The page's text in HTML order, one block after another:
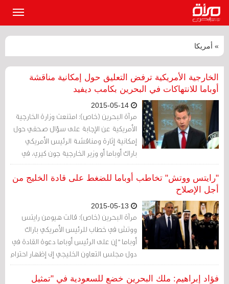
» أمريكا
الخارجية الأمريكية ترفض التعليق حول إمكانية مناقشة
أوباما للانتهاكات في البحرين بكامب ديفيد
مرآة البحرين (خاص): امتنعت وزارة الخارجية
الأمريكية عن الإجابة على سؤال صحفي حول
إمكانية إثارة ومناقشة الرئيس الأمريكي
باراك أوباما أو وزير الخارجية جون كيري، في
القمة التي ستعقد اليوم الخميس 14 مايو/أيار
2015 مع قادة دول الخليج بكامب ديفيد، قضايا
الخليج بشكل عام، والبحرين بشكل خاص.
"رايتس ووتش" تخاطب أوباما للضغط على قادة الخليج من
أجل الإصلاح
مرآة البحرين (خاص): قالت هيومن رايتس
ووتش في خطاب للرئيس الأمريكي باراك
أوباما "إن على الرئيس أوباما دعوة القادة في
دول مجلس التعاون الخليجي إلى إظهار احترام
أكبر لحقوق الإنسان، عند اجتماعه بهم (13
و14 مايو/أيار 2015) لمناقشة موضوعات
فؤاد إبراهيم: ملك البحرين خضع للسعودية في "تمثيل